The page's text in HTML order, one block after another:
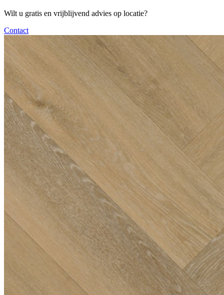
Wilt u gratis en vrijblijvend advies op locatie?
Contact